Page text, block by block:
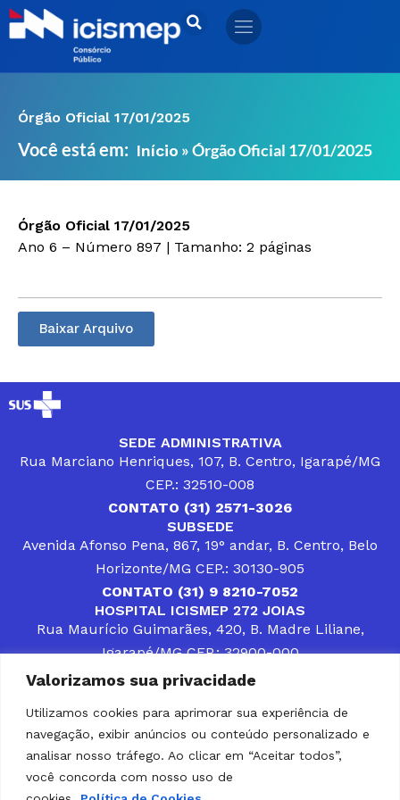
Valorizamos sua privacidade
Utilizamos cookies para aprimorar sua experiência de
navegação, exibir anúncios ou conteúdo personalizado e
analisar nosso tráfego. Ao clicar em “Aceitar todos”,
você concorda com nosso uso de
Ir
para
Órgão Oficial 17/01/2025
Você está em: Início »Órgão Oficial 17/01/2025
Órgão Oficial 17/01/2025
Ano 6 – Número 897 | Tamanho: 2 páginas
Baixar Arquivo
SEDE ADMINISTRATIVA
Rua Marciano Henriques, 107, B. Centro, Igarapé/MG
CEP.: 32510-008
CONTATO (31) 2571-3026
SUBSEDE
Avenida Afonso Pena, 867, 19° andar, B. Centro, Belo
Horizonte/MG CEP.: 30130-905
CONTATO (31) 9 8210-7052
HOSPITAL ICISMEP 272 JOIAS
Rua Maurício Guimarães, 420, B. Madre Liliane,
Igarapé/MG CEP.: 32900-000
CONTATOS (31) 3512-4400 ou (31) 9 8309-8660
DESENVOLVER SOLUÇÕES, AÇÕES E SERVIÇOS
PÚBLICOS QUE COMPLEMENTEM A ASSISTÊNCIA À
POPULAÇÃO DA REGIÃO EM QUE ATUA, SENDO
PARCEIRO DOS MUNICÍPIOS CONSORCIADOS NA
SOLUÇÃO DE DIFICULDADES ENFRENTADAS POR
GESTORES MUNICIPAIS, É O COMPROMISSO DO
ICISMEP.